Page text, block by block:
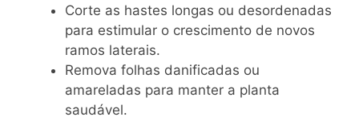
Corte as hastes longas ou desordenadas
para estimular o crescimento de novos
ramos laterais.
Remova folhas danificadas ou
amareladas para manter a planta
saudável.